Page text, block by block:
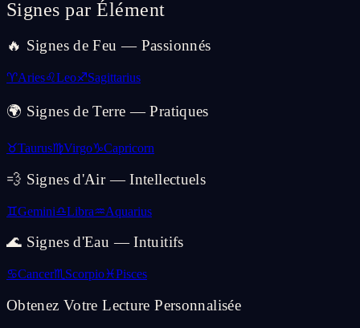
Signes par Élément
🔥 Signes de Feu — Passionnés
♈Aries♌Leo♐Sagittarius
🌍 Signes de Terre — Pratiques
♉Taurus♍Virgo♑Capricorn
💨 Signes d'Air — Intellectuels
♊Gemini♎Libra♒Aquarius
🌊 Signes d'Eau — Intuitifs
♋Cancer♏ Scorpio♓Pisces
Obtenez Votre Lecture Personnalisée